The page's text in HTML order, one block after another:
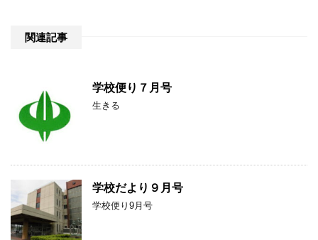
関連記事
学校便り７月号
生きる
学校だより９月号
学校便り9月号